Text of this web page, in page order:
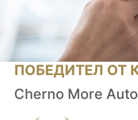
ПОБЕДИТЕЛ ОТ
Cherno More Auto